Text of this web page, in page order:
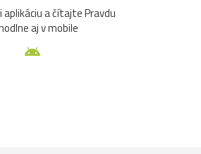
a čítajte Pravdu
aj v mobile